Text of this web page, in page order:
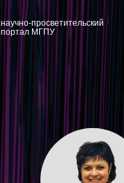
научно-просветительский
портал МГПУ